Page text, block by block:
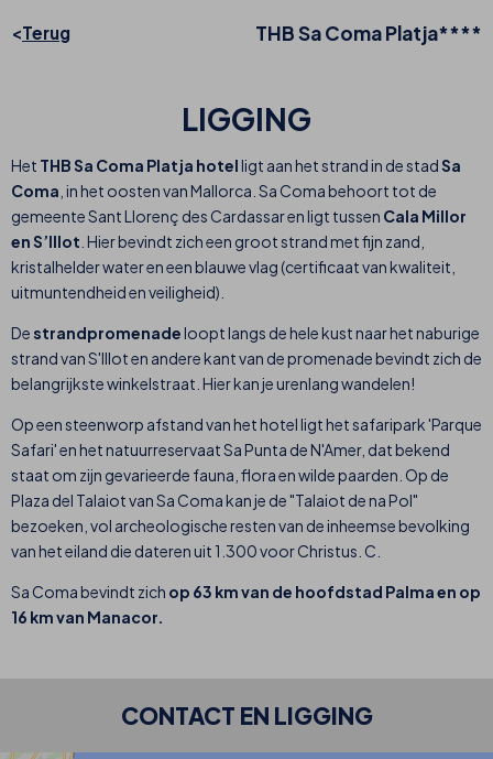
Terug THB Sa Coma Platja****
LIGGING
Het THB Sa Coma Platja hotelligt aan het strand in de stadSa
Coma , in het oosten van Mallorca. Sa Coma behoort tot de
gemeente Sant Llorenç des Cardassar en ligt tussen Cala Millor
en S’Illot . Hier bevindt zich een groot strand met fijn zand,
kristalhelder water en een blauwe vlag (certificaat van kwaliteit,
uitmuntendheid en veiligheid).
De strandpromenadeloopt langs de hele kust naar het naburige
strand van S'Illot en andere kant van de promenade bevindt zich de
belangrijkste winkelstraat. Hier kan je urenlang wandelen!
Op een steenworp afstand van het hotel ligt het safaripark 'Parque
Safari' en het natuurreservaat Sa Punta de N'Amer, dat bekend
staat om zijn gevarieerde fauna, flora en wilde paarden. Op de
Plaza del Talaiot van Sa Coma kan je de "Talaiot de na Pol"
bezoeken, vol archeologische resten van de inheemse bevolking
van het eiland die dateren uit 1.300 voor Christus. C.
Sa Coma bevindt zich op 63 km van de hoofdstad Palma en op
16 km van Manacor.
CONTACT EN LIGGING